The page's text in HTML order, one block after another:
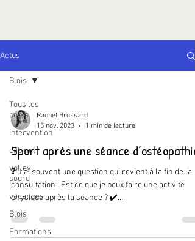
Actus
Tous les
posts
intervention
cabinet
volley
sourd
vacances
Blois
Formations
Blois
Rachel Brossard
15 nov. 2023
1 min de lecture
Sport après une séance d’ostéopathie
❓ J'ai souvent une question qui revient à la fin de la
consultation : Est ce que je peux faire une activité
physique après la séance ? ✔️...